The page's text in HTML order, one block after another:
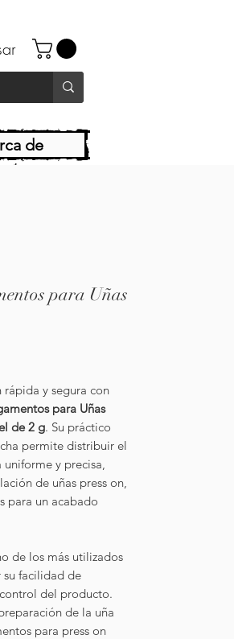
de
para Uñas
y segura con
para Uñas
de 2 g. Su práctico
permite distribuir el
y precisa,
de uñas press on,
para un acabado
de los más utilizados
facilidad de
del producto.
de la uña
para press on